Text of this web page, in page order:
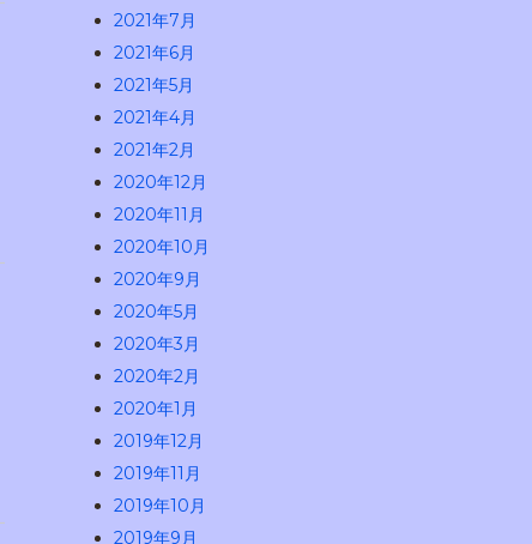
2021年7月
2021年6月
2021年5月
2021年4月
2021年2月
2020年12月
2020年11月
2020年10月
2020年9月
2020年5月
2020年3月
2020年2月
2020年1月
2019年12月
2019年11月
2019年10月
2019年9月